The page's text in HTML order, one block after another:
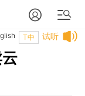
试听
T中